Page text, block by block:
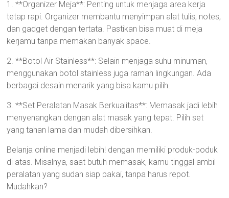
1. **Organizer Meja**: Penting untuk menjaga area kerja
tetap rapi. Organizer membantu menyimpan alat tulis, notes,
dan gadget dengan tertata. Pastikan bisa muat di meja
kerjamu tanpa memakan banyak space.
2. **Botol Air Stainless**: Selain menjaga suhu minuman,
menggunakan botol stainless juga ramah lingkungan. Ada
berbagai desain menarik yang bisa kamu pilih.
3. **Set Peralatan Masak Berkualitas**: Memasak jadi lebih
menyenangkan dengan alat masak yang tepat. Pilih set
yang tahan lama dan mudah dibersihkan.
Belanja online menjadi lebih! dengan memiliki produk-poduk
di atas. Misalnya, saat butuh memasak, kamu tinggal ambil
peralatan yang sudah siap pakai, tanpa harus repot.
Mudahkan?